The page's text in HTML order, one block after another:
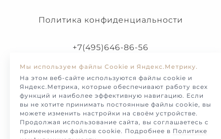
Политика конфиденциальности
+7(495)646-86-56
Мы используем файлы Cookie и Яндекс.Метрику.
На этом веб-сайте используются файлы cookie и
Яндекс.Метрика, которые обеспечивают работу всех
функций и наиболее эффективную навигацию. Если
вы не хотите принимать постоянные файлы cookie, вы
можете изменить настройки на своём устройстве.
Продолжая использование сайта, вы соглашаетесь с
применением файлов cookie. Подробнее в Политике